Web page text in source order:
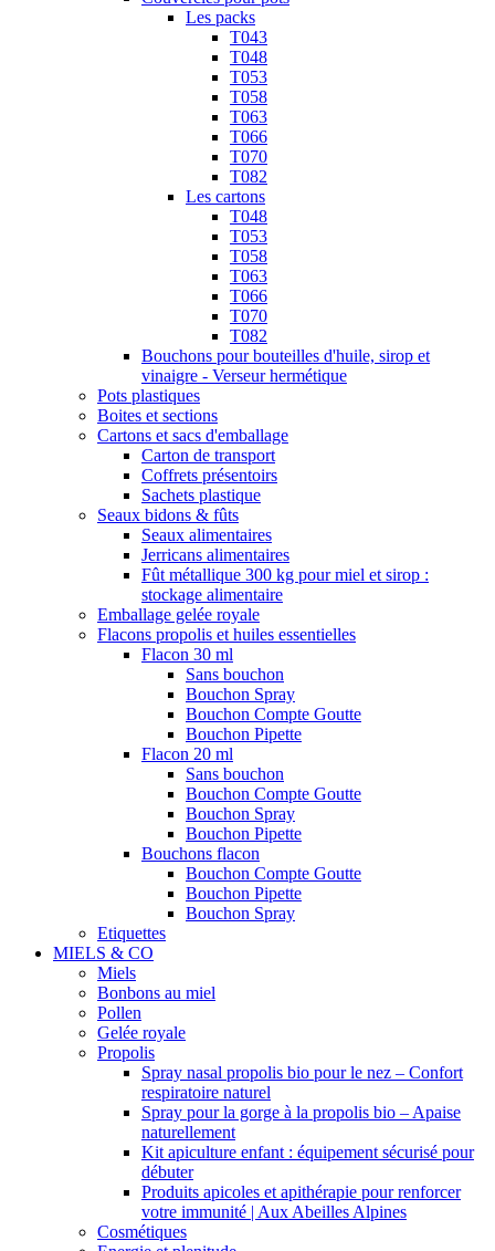
Les packs
T043
T048
T053
T058
T063
T066
T070
T082
Les cartons
T048
T053
T058
T063
T066
T070
T082
Bouchons pour bouteilles d'huile, sirop et
vinaigre - Verseur hermétique
Pots plastiques
Boites et sections
Cartons et sacs d'emballage
Carton de transport
Coffrets présentoirs
Sachets plastique
Seaux bidons & fûts
Seaux alimentaires
Jerricans alimentaires
Fût métallique 300 kg pour miel et sirop :
stockage alimentaire
Emballage gelée royale
Flacons propolis et huiles essentielles
Flacon 30 ml
Sans bouchon
Bouchon Spray
Bouchon Compte Goutte
Bouchon Pipette
Flacon 20 ml
Sans bouchon
Bouchon Compte Goutte
Bouchon Spray
Bouchon Pipette
Bouchons flacon
Bouchon Compte Goutte
Bouchon Pipette
Bouchon Spray
Etiquettes
MIELS & CO
Miels
Bonbons au miel
Pollen
Gelée royale
Propolis
Spray nasal propolis bio pour le nez – Confort
respiratoire naturel
Spray pour la gorge à la propolis bio – Apaise
naturellement
Kit apiculture enfant : équipement sécurisé pour
débuter
Produits apicoles et apithérapie pour renforcer
votre immunité | Aux Abeilles Alpines
Cosmétiques